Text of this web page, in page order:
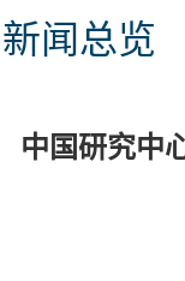
新闻总览
中国研究中